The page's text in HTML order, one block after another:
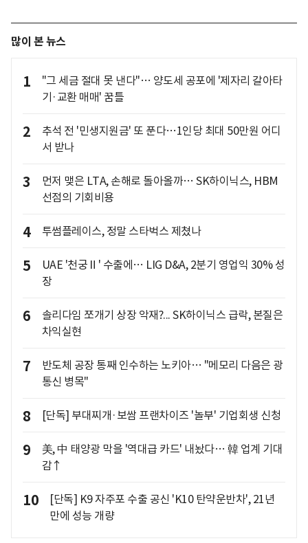
많이 본 뉴스
1
"그 세금 절대 못 낸다"… 양도세 공포에 '제자리 갈아타
기·교환 매매' 꿈틀
2
추석 전 '민생지원금' 또 푼다…1인당 최대 50만원 어디
서 받나
3
먼저 맺은 LTA, 손해로 돌아올까… SK하이닉스, HBM
선점의 기회비용
4 투썸플레이스, 정말 스타벅스 제쳤나
5
UAE '천궁Ⅱ' 수출에… LIG D&A, 2분기 영업익 30% 성
장
6
솔리다임 쪼개기 상장 악재?... SK하이닉스 급락, 본질은
차익실현
7
반도체 공장 통째 인수하는 노키아… "메모리 다음은 광
통신 병목"
8 [단독] 부대찌개·보쌈 프랜차이즈 '놀부' 기업회생 신청
9
美, 中 태양광 막을 '역대급 카드' 내놨다… 韓 업계 기대
감↑
10
[단독] K9 자주포 수출 공신 'K10 탄약운반차', 21년
만에 성능 개량